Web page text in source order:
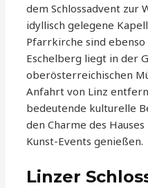
dem Schlossadvent zur
idyllisch gelegene
Pfarrkirche sind ebenso
Eschelberg liegt in der
oberösterreichischen
Anfahrt von Linz
bedeutende kulturelle
den Charme des
Kunst-Events genießen.
Linzer